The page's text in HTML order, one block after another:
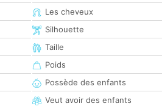
Les cheveux
Silhouette
Taille
Poids
Possède des enfants
Veut avoir des enfants